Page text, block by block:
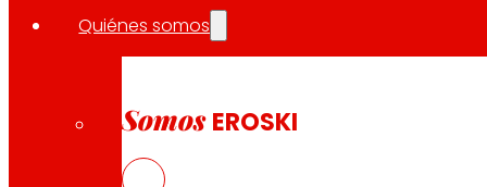
Quiénes somos
Somos EROSKI
29.01.2026
EROSKI inaugura un nuevo